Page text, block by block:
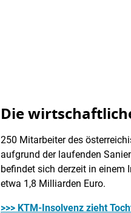
Die
250 Mitarbeiter des
aufgrund der laufenden
befindet sich derzeit in einem
etwa 1,8 Milliarden Euro.
>>> KTM-Insolvenz zieht